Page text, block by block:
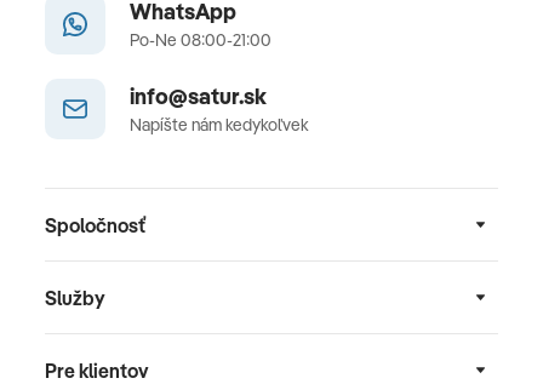
WhatsApp
Po-Ne 08:00-21:00
info@satur.sk
Napíšte nám kedykoľvek
Spoločnosť
Služby
Pre klientov